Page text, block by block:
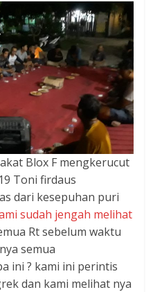
Blox F mengkerucut
Toni firdaus
dari kesepuhan puri
sudah jengah melihat
Rt sebelum waktu
semua
ini ? kami ini perintis
dan kami melihat nya